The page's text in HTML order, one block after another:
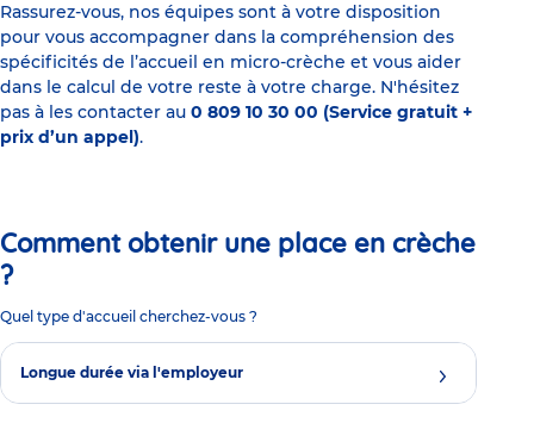
Rassurez-vous, nos équipes sont à votre disposition
pour vous accompagner dans la compréhension des
spécificités de l’accueil en micro-crèche et vous aider
dans le calcul de votre reste à votre charge. N'hésitez
pas à les contacter au 0 809 10 30 00 (Service gratuit +
prix d’un appel).
Comment obtenir une place en crèche
?
Quel type d'accueil cherchez-vous ?
Longue durée via l'employeur